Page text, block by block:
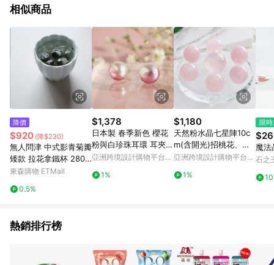
行為，不具贈點資格，部分退款不在此限。 6. APP 請更新至
貨後 45 天後發送。 8. 群眾募資商品，禮物卡，開館保證金，補
運費，攤位費等不具贈點資格。 9. LINE 購物站上之商品規格、
顏色、價位、贈品如與 Pinkoi 商品資訊頁及購物車不符，以
Pinkoi 購物商品資訊頁及購物車標示為準。 10. 點數紅包使用規
則請以點數紅包活動說明為準。 11. 若於 LINE 購物前往 Pinkoi
頁面後才首次下載 Pinkoi APP 並完成訂單，不符合導購資格；承
上，首次下載 Pinkoi APP 後，需透過 LINE 購物前往 Pinkoi 頁
相似商品
降價
$920 (降$230)
無人問津 中式影青菊瓣
矮款 拉花拿鐵杯 280
毫升 茶杯 家人杯組
東森購物 ETMall
0.5%
$1,378
日本製 春季新色 櫻花
粉與白珍珠耳環 耳夾
傳統工藝
亞洲跨境設計購物平台
1%
$1,180
天然粉水晶七星陣10c
m(含開光)招桃花、提
升爱情運、招貴人
亞洲跨境設計購物平台
1%
限
魔法
石之
熱銷排行榜